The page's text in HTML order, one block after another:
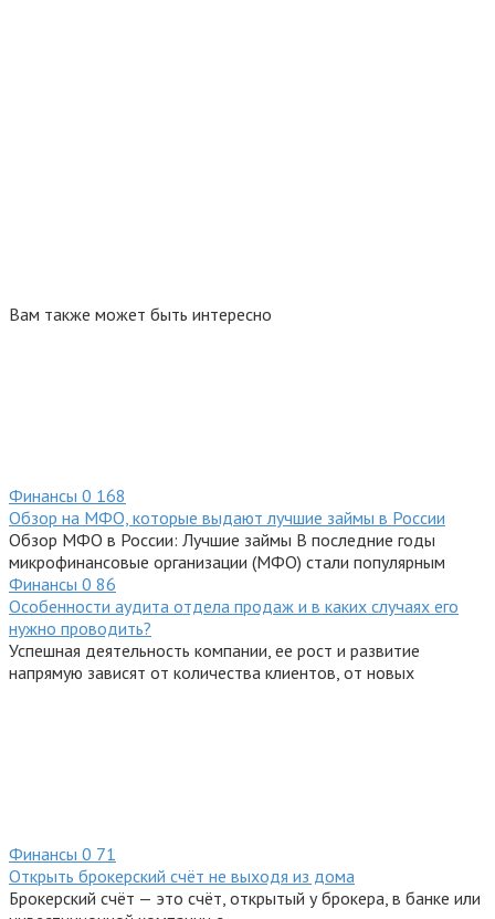
Вам также может быть интересно
Финансы 0 168
Обзор на МФО, которые выдают лучшие займы в России
Обзор МФО в России: Лучшие займы В последние годы
микрофинансовые организации (МФО) стали популярным
Финансы 0 86
Особенности аудита отдела продаж и в каких случаях его
нужно проводить?
Успешная деятельность компании, ее рост и развитие
напрямую зависят от количества клиентов, от новых
Финансы 0 71
Открыть брокерский счёт не выходя из дома
Брокерский счёт — это счёт, открытый у брокера, в банке или